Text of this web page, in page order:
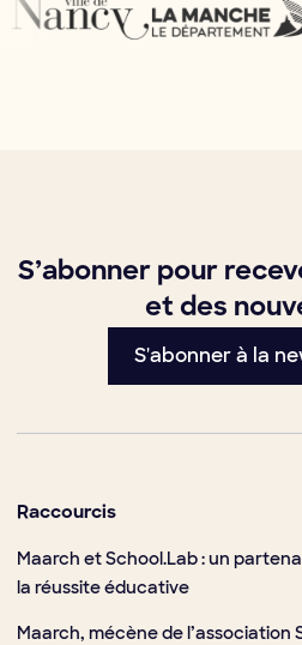
S’abonner pour
et des
S'abonner à la
Raccourcis
Maarch et School.Lab : un
la réussite éducative
Maarch, mécène de l’association